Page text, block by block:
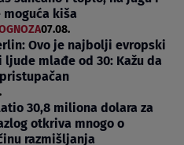
kiša
07.08.
Ovo je najbolji evropski
ljude mlađe od 30: Kažu da
30,8 miliona dolara za
otkriva mnogo o
razmišljanja